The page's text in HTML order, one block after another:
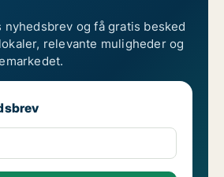
og få gratis besked
relevante muligheder og